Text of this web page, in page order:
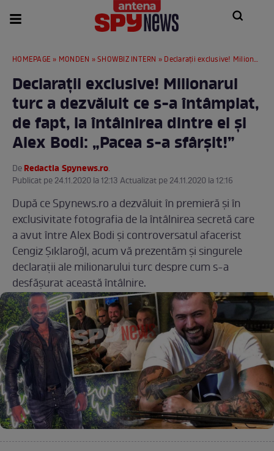
HOMEPAGE » MONDEN »SHOWBIZ INTERN » Declarații exclusive! Milionarul turc a dezvăluit ce s-a întâmplat, de fapt, la întâlnirea dintre el și Alex Bodi: „Pacea s-a sfârșit!”
Declarații exclusive! Milionarul
turc a dezvăluit ce s-a întâmplat,
de fapt, la întâlnirea dintre el și
Alex Bodi: „Pacea s-a sfârșit!”
DeRedactia Spynews.ro.
Publicat pe 24.11.2020 la 12:13 Actualizat pe 24.11.2020 la 12:16
După ce Spynews.ro a dezvăluit în premieră și în
exclusivitate fotografia de la întâlnirea secretă care
a avut între Alex Bodi și controversatul afacerist
Cengiz Şıklaroğl, acum vă prezentăm și singurele
declarații ale milionarului turc despre cum s-a
desfășurat această întâlnire.